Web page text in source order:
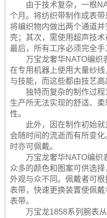
由于技术复杂，一根
个月。将纺织带制作成表
将编织物内做出两个通道
壳；其次，需使用超声技术
最后，所有工序必须完全手
万宝龙奢华NATO编织
在专用机器上使用大量纱
与技能，而这些都由技艺高
独特而复杂的制作过
生产所无法实现的舒适、
性。
此外，因在制作初始
会随时间的流逝而有所变
时亦可佩戴。
万宝龙奢华NATO编织
众多的颜色和图案可供选
外观与众不同。佩戴者可
表带，快速更换装置使佩
表带。
万宝龙1858系列腕表